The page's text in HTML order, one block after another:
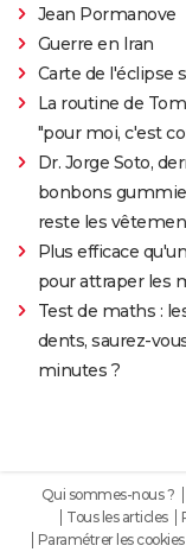
Jean Pormanove
Guerre en Iran
Carte de l'éclipse
La routine de
"pour moi, c'est
Dr. Jorge Soto,
bonbons
reste les
Plus efficace
pour attraper les
Test de maths :
dents, saurez-
minutes ?
Qui sommes-nous ?
Tous les articles
Paramétrer les cookies